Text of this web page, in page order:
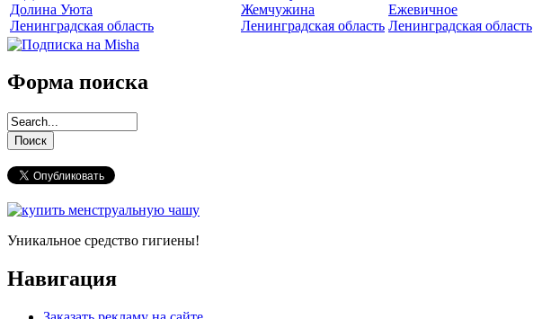
Долина Уюта
Ленинградская область
Жемчужина
Ленинградская область
Ежевичное
Ленинградская область
Форма поиска
Уникальное средство гигиены!
Навигация